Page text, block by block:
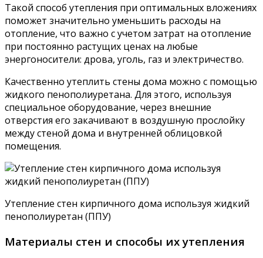
Такой способ утепления при оптимальных вложениях
поможет значительно уменьшить расходы на
отопление, что важно с учетом затрат на отопление
при постоянно растущих ценах на любые
энергоносители: дрова, уголь, газ и электричество.
Качественно утеплить стены дома можно с помощью
жидкого пенополиуретана. Для этого, используя
специальное оборудование, через внешние
отверстия его закачивают в воздушную прослойку
между стеной дома и внутренней облицовкой
помещения.
Утепление стен кирпичного дома используя жидкий
пенополиуретан (ППУ)
Материалы стен и способы их утепления